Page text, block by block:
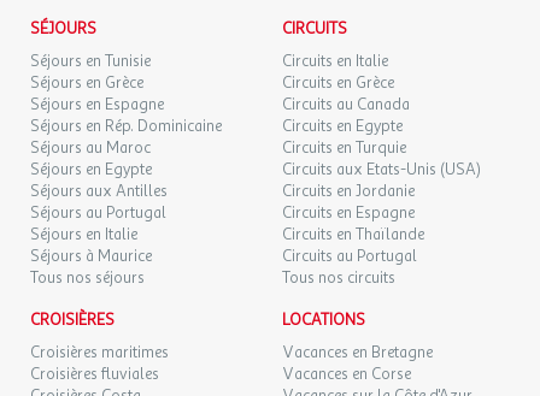
Point fort 1 : Emplacement privilégié
Point fort 2 : Ambiance familiale et animations conviviales
Point fort 3 : Services complets & confort
Services
Divers
Connexion wifi : Wifi gratuit dans tout l'établissement
Laverie : Payante
Commerces & Restauration
Commerces
l'agence et le voyagiste ne pourraient être considérés comme
responsables en cas de refus d'entrée sur le territoire par les
autorités locales. L'autorisation de sortie du territoire est
nécessaire pour tout mineur voyageant sans l'un de ses parents
titulaires de l'autorité parentale.
Exactitude des identités :
Les voyageurs doivent s'assurer de l'exactitude des identités
(noms de famille, nom de naissance, prénom, date de naissance,
etc.) de chaque participants au voyage.
06
LUN.
07
SEPT.
64 €
Retour le
08/09/2026
MAR.
08
SEPT.
64 €
Retour le
09/09/2026
MER.
09
SEPT.
64 €
Retour le
10
SEPT.
64 €
11/09/2026
SÉJOURS
Séjours en Tunisie
Séjours en Grèce
Séjours en Espagne
Séjours en Rép. Dominicaine
Séjours au Maroc
Séjours en Egypte
Séjours aux Antilles
Séjours au Portugal
Séjours en Italie
Séjours à Maurice
Tous nos séjours
CIRCUITS
Circuits en Italie
Circuits en Grèce
Circuits au Canada
Circuits en Egypte
Circuits en Turquie
Circuits aux Etats-Unis (USA)
Circuits en Jordanie
Circuits en Espagne
Circuits en Thaïlande
Circuits au Portugal
Tous nos circuits
CROISIÈRES
Croisières maritimes
Croisières fluviales
LOCATIONS
Vacances en Bretagne
Vacances en Corse